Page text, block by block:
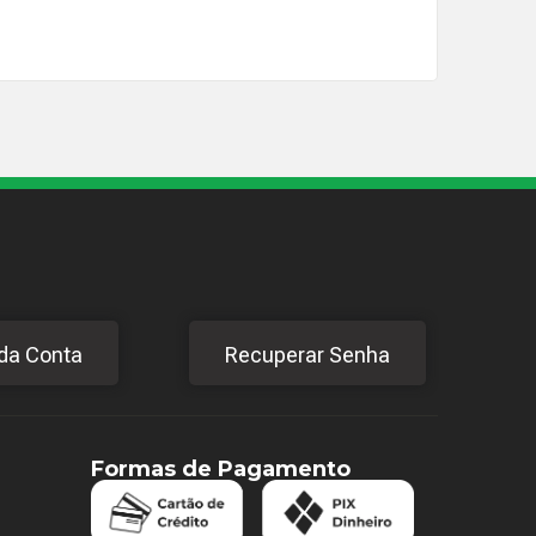
Conta Recuperar Senha
Formas de Pagamento